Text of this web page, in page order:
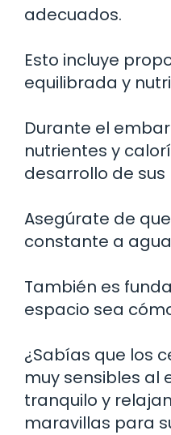
adecuados.
Esto incluye
equilibrada y
Durante el
nutrientes y
desarrollo de sus
Asegúrate de
constante a
También es
espacio sea
¿Sabías que los
muy sensibles al
tranquilo y
maravillas para